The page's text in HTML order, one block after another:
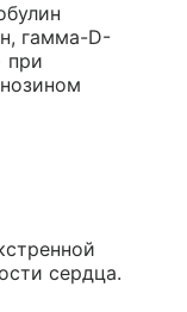
гамма-D-
при
сердца.